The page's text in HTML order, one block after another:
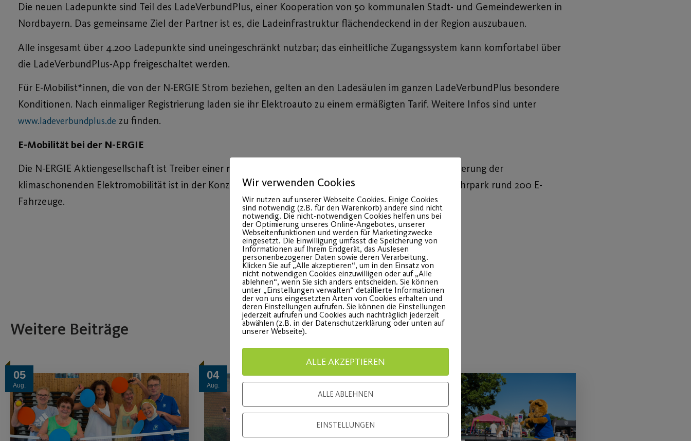
Die neuen Ladepunkte sind Teil des LadeVerbundPlus, einer Kooperation von 50 kommunalen Stadt- und Gemeindewerken in
Nordbayern. Das gemeinsame Ziel der Partner ist es, die Ladeinfrastruktur flächendeckend in der Region auszubauen.
Alle insgesamt über 4.200 Ladepunkte sind uneingeschränkt nutzbar; das einheitliche Zugangssystem kann komfortabel über
die LadeVerbundPlus-App freigeschaltet werden.
Für E-Mobilist*innen, die von der N-ERGIE Strom beziehen, gelten an den Ladesäulen im ganzen LadeVerbundPlus besondere
Konditionen. Nach einmaliger Registrierung laden sie ihr Elektroauto zu einem ermäßigten Tarif. Weitere Infos sind unter
www.ladeverbundplus.de zu finden.
E-Mobilität bei der N-ERGIE
Die N-ERGIE Aktiengesellschaft ist Treiber einer regionalen und ganzheitlichen Energiewende. Die Förderung der
klimaschonenden Elektromobilität ist in der Kon­zernstrategie verankert. Aktuell umfasst der eigene Fuhrpark rund 200 E-
Fahrzeuge.
Weitere Beiträge
05
Aug.
04
Aug.
30
Wir verwenden Cookies
Wir nutzen auf unserer Webseite Cookies. Einige Cookies
sind notwendig (z.B. für den Warenkorb) andere sind nicht
notwendig. Die nicht-notwendigen Cookies helfen uns bei
der Optimierung unseres Online-Angebotes, unserer
Webseitenfunktionen und werden für Marketingzwecke
eingesetzt. Die Einwilligung umfasst die Speicherung von
Informationen auf Ihrem Endgerät, das Auslesen
personenbezogener Daten sowie deren Verarbeitung.
Klicken Sie auf „Alle akzeptieren“, um in den Einsatz von
nicht notwendigen Cookies einzuwilligen oder auf „Alle
ablehnen“, wenn Sie sich anders entscheiden. Sie können
unter „Einstellungen verwalten“ detaillierte Informationen
der von uns eingesetzten Arten von Cookies erhalten und
deren Einstellungen aufrufen. Sie können die Einstellungen
jederzeit aufrufen und Cookies auch nachträglich jederzeit
abwählen (z.B. in der Datenschutzerklärung oder unten auf
unserer Webseite).
ALLE AKZEPTIEREN
ALLE ABLEHNEN
EINSTELLUNGEN